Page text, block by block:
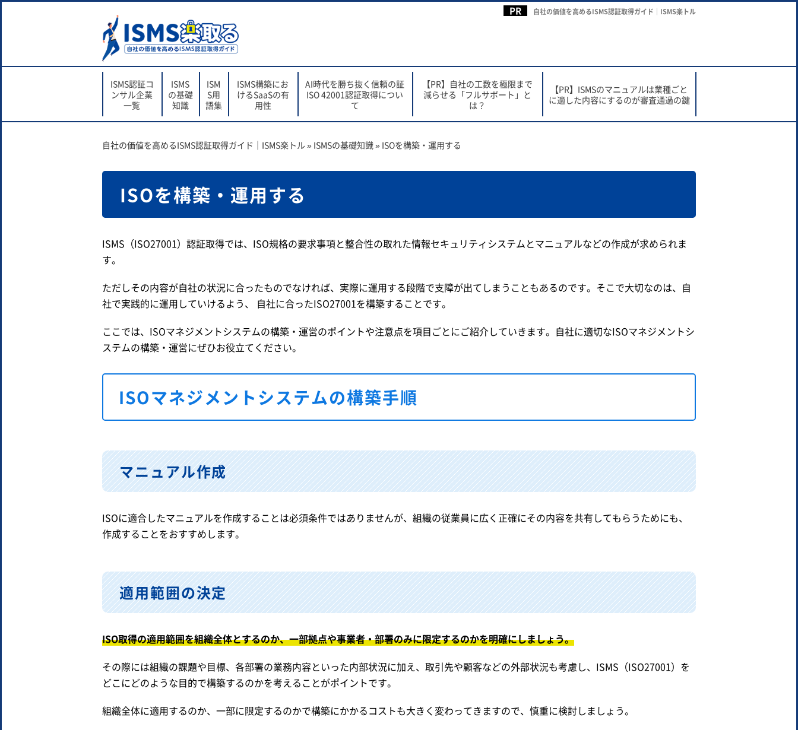
自社の価値を高めるISMS認証取得ガイド｜ISMS楽トル
ISMS認証コ
ンサル企業
一覧
ISMS
の基礎
知識
ISM
S用
語集
ISMS構築にお
けるSaaSの有
用性
AI時代を勝ち抜く信頼の証
ISO 42001認証取得につい
て
【PR】自社の工数を極限まで
減らせる「フルサポート」と
は？
【PR】ISMSのマニュアルは業種ごと
に適した内容にするのが審査通過の鍵
自社の価値を高めるISMS認証取得ガイド｜ISMS楽トル» ISMSの基礎知識» ISOを構築・運用する
ISOを構築・運用する
ISMS（ISO27001）認証取得では、ISO規格の要求事項と整合性の取れた情報セキュリティシステムとマニュアルなどの作成が求められま
す。
ただしその内容が自社の状況に合ったものでなければ、実際に運用する段階で支障が出てしまうこともあるのです。そこで大切なのは、自
社で実践的に運用していけるよう、 自社に合ったISO27001を構築することです。
ここでは、ISOマネジメントシステムの構築・運営のポイントや注意点を項目ごとにご紹介していきます。自社に適切なISOマネジメントシ
ステムの構築・運営にぜひお役立てください。
ISOマネジメントシステムの構築手順
マニュアル作成
ISOに適合したマニュアルを作成することは必須条件ではありませんが、組織の従業員に広く正確にその内容を共有してもらうためにも、
作成することをおすすめします。
適用範囲の決定
ISO取得の適用範囲を組織全体とするのか、一部拠点や事業者・部署のみに限定するのかを明確にしましょう。
その際には組織の課題や目標、各部署の業務内容といった内部状況に加え、取引先や顧客などの外部状況も考慮し、ISMS（ISO27001）を
どこにどのような目的で構築するのかを考えることがポイントです。
組織全体に適用するのか、一部に限定するのかで構築にかかるコストも大きく変わってきますので、慎重に検討しましょう。